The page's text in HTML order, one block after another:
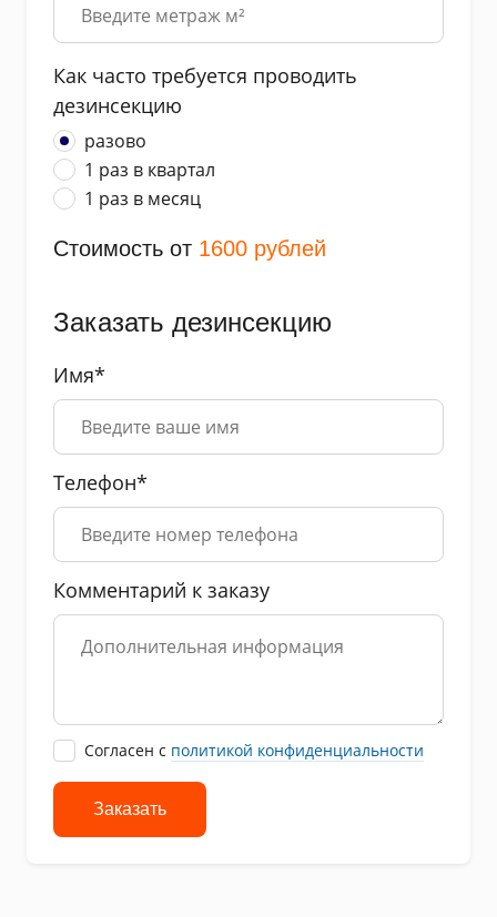
Как часто требуется проводить
дезинсекцию
разово
1 раз в квартал
1 раз в месяц
Стоимость от 1600 рублей
Заказать дезинсекцию
Имя*
Телефон*
Комментарий к заказу
Cогласен с политикой конфиденциальности
Заказать